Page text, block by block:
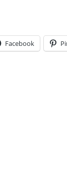
Facebook